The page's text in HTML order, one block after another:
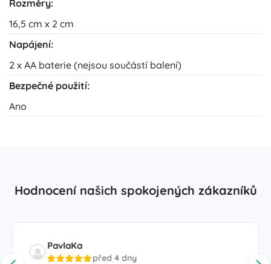
Rozměry:
16,5 cm x 2 cm
Napájení:
2 x AA baterie (nejsou součástí balení)
Bezpečné použití:
Ano
Hodnocení našich spokojených zákazníků
PavlaKa
před 4 dny